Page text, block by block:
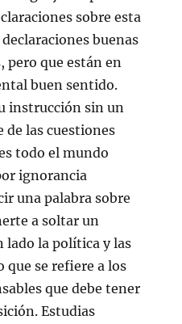
sobre esta
buenas
pero que están en
buen sentido.
instrucción sin un
las cuestiones
todo el mundo
ignorancia
una palabra sobre
a soltar un
lado la política y las
que se refiere a los
que debe tener
Estudias